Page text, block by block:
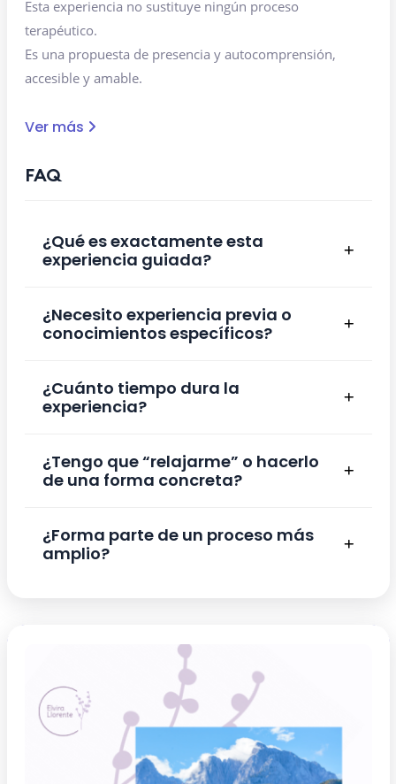
Esta experiencia no sustituye ningún proceso
terapéutico.
Es una propuesta de presencia y autocomprensión,
accesible y amable.
Ver más
FAQ
¿Qué es exactamente esta
experiencia guiada?
¿Necesito experiencia previa o
conocimientos específicos?
¿Cuánto tiempo dura la
experiencia?
¿Tengo que “relajarme” o hacerlo
de una forma concreta?
¿Forma parte de un proceso más
amplio?